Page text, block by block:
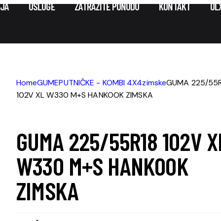
USLUGE ZATRAŽITE PONUDU KONTAKT
HomeGUMEPUTNIČKE - KOMBI 4X4zimskeGUMA 225/
102V XL W330 M+S HANKOOK ZIMSKA
GUMA 225/55R18 102V
W330 M+S HANKOOK
ZIMSKA